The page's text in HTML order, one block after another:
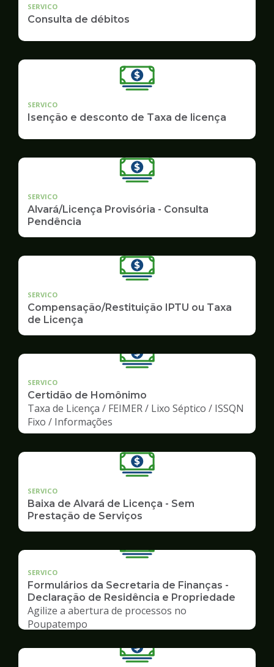
SERVICO
Consulta de débitos
SERVICO
Isenção e desconto de Taxa de licença
SERVICO
Alvará/Licença Provisória - Consulta
Pendência
SERVICO
Compensação/Restituição IPTU ou Taxa
de Licença
SERVICO
Certidão de Homônimo
Taxa de Licença / FEIMER / Lixo Séptico / ISSQN
Fixo / Informações
SERVICO
Baixa de Alvará de Licença - Sem
Prestação de Serviços
SERVICO
Formulários da Secretaria de Finanças -
Declaração de Residência e Propriedade
Agilize a abertura de processos no
Poupatempo